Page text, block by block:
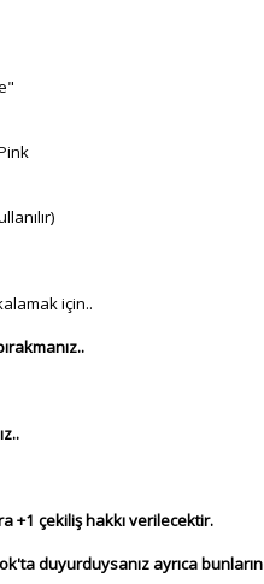
için..
+1 çekiliş hakkı verilecektir.
duyurduysanız ayrıca bunların